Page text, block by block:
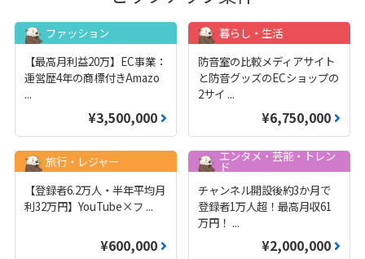
ファッション
【最高月利益20万】EC事業：
運営歴4年の商標付きAmazo
...
¥3,500,000
暮らし・生活
防音室の比較メディアサイト
と防音グッズのECショップの
2サイ ...
¥6,750,000
旅行・レジャー
【登録者6.2万人・半年平均月
利32万円】YouTube×フ ...
¥600,000
エンタメ・芸能・トレン
ド
チャンネル開設後約3か月で
登録者1万人超！最高月収61
万円！ ...
¥2,000,000